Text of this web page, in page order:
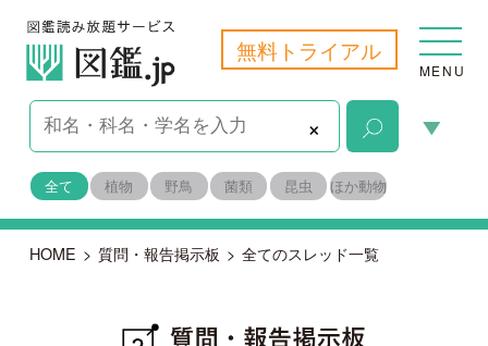
無料トライアル
MENU
×
全て 植物 野鳥 菌類 昆虫 ほか動物